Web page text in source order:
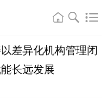
差异化机构管理闭
长远发展